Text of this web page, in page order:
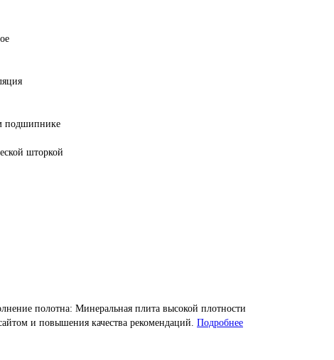
подшипнике
шторкой
полотна: Минеральная плита высокой плотности
и повышения качества рекомендаций. Подробнее